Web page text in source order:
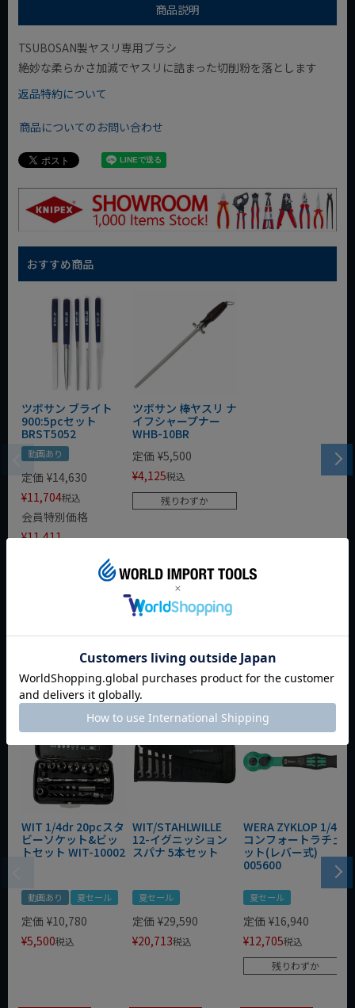
商品説明
TSUBOSAN製ヤスリ専用ブラシ
絶妙な柔らかさ加減でヤスリに詰まった切削粉を落とします
返品特約について
商品についてのお問い合わせ
おすすめ商品
ツボサン ブライト
900:5pcセット
BRST5052
動画あり
定価 ¥14,630
¥11,704税込
会員特別価格
¥11,411
ツボサン 棒ヤスリ ナ
イフシャープナー
WHB-10BR
定価 ¥5,500
¥4,125税込
残りわずか
カートに入れる
今週のおすすめアイテム
WIT 1/4dr 20pcスタ
ビーソケット&ビッ
トセット WIT-10002
動画あり 夏セール
定価 ¥10,780
¥5,500税込
WIT/STAHLWILLE
12-イグニッション
スパナ 5本セット
夏セール
定価 ¥29,590
¥20,713税込
WERA ZYKLOP 1/4"
コンフォートラチェ
ット(レバー式)
005600
夏セール
定価 ¥16,940
¥12,705税込
残りわずか